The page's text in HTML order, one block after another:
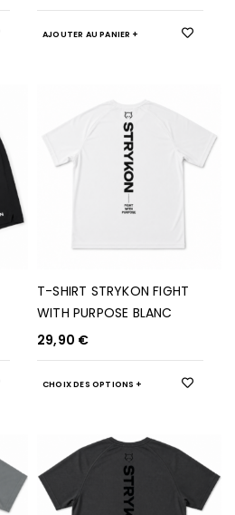
AJOUTER AU PANIER
T-SHIRT STRYKON FIGHT
WITH PURPOSE BLANC
29,90 €
CHOIX DES OPTIONS